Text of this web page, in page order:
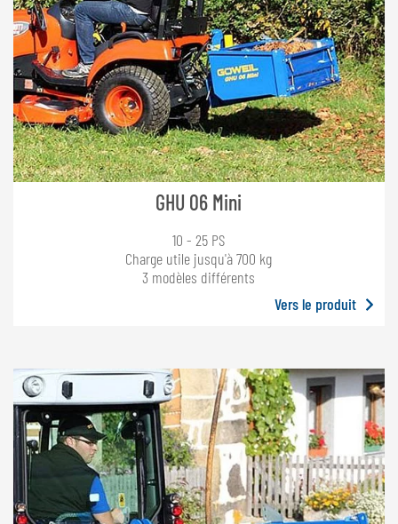
GHU 06 Mini
10 - 25 PS
Charge utile jusqu'à 700 kg
3 modèles différents
Vers le produit